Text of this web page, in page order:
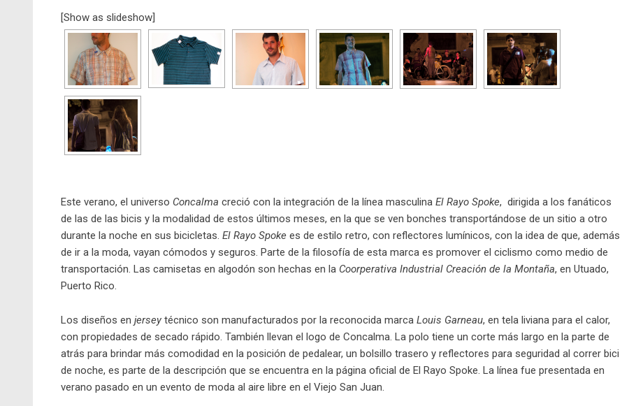
[Show as slideshow]
Este verano, el universo Concalma creció con la integración de la línea masculina El Rayo Spoke, dirigida a los fanáticos
de las de las bicis y la modalidad de estos últimos meses, en la que se ven bonches transportándose de un sitio a otro
durante la noche en sus bicicletas. El Rayo Spoke es de estilo retro, con reflectores lumínicos, con la idea de que, además
de ir a la moda, vayan cómodos y seguros. Parte de la filosofía de esta marca es promover el ciclismo como medio de
transportación. Las camisetas en algodón son hechas en la Coorperativa Industrial Creación de la Montaña, en Utuado,
Puerto Rico.
Los diseños en jersey técnico son manufacturados por la reconocida marca Louis Garneau, en tela liviana para el calor,
con propiedades de secado rápido. También llevan el logo de Concalma. La polo tiene un corte más largo en la parte de
atrás para brindar más comodidad en la posición de pedalear, un bolsillo trasero y reflectores para seguridad al correr bici
de noche, es parte de la descripción que se encuentra en la página oficial de El Rayo Spoke. La línea fue presentada en
verano pasado en un evento de moda al aire libre en el Viejo San Juan.